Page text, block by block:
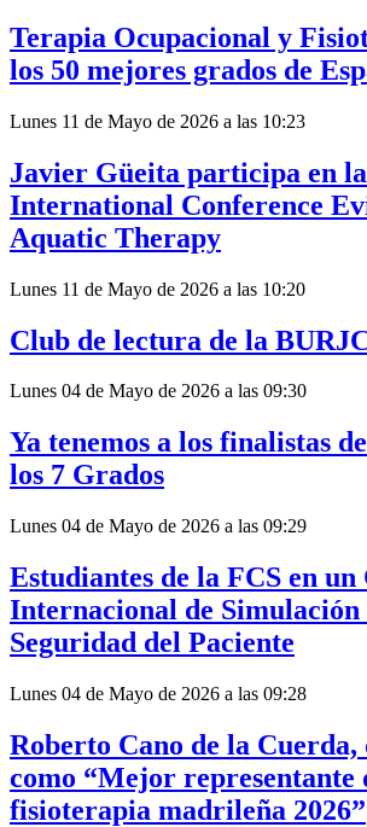
Terapia Ocupacional y
los 50 mejores grados de
Lunes 11 de Mayo de 2026 a las 10:23
Javier Güeita participa en la
International Conference
Aquatic Therapy
Lunes 11 de Mayo de 2026 a las 10:20
Club de lectura de la
Lunes 04 de Mayo de 2026 a las 09:30
Ya tenemos a los finalistas
los 7 Grados
Lunes 04 de Mayo de 2026 a las 09:29
Estudiantes de la FCS en un
Internacional de
Seguridad del Paciente
Lunes 04 de Mayo de 2026 a las 09:28
Roberto Cano de la
como “Mejor representante
fisioterapia madrileña 2026”